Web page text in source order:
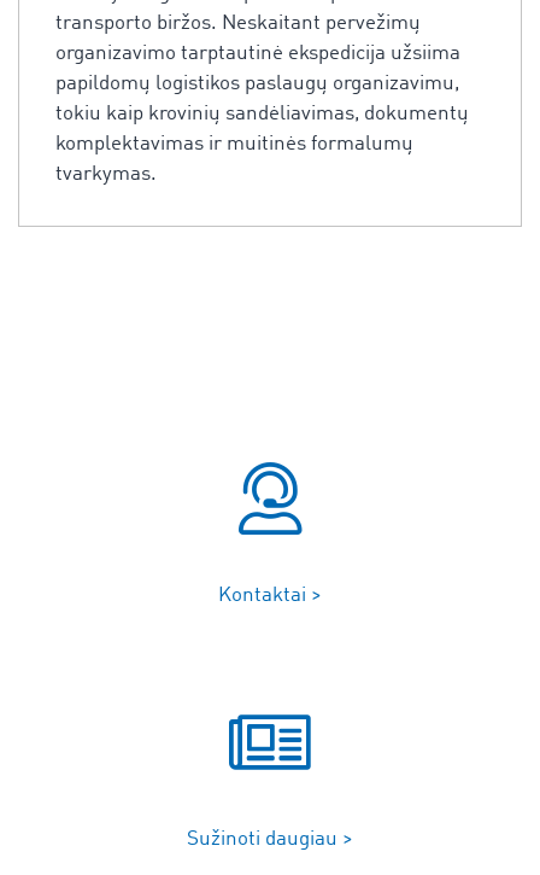
transporto biržos. Neskaitant pervežimų
organizavimo tarptautinė ekspedicija užsiima
papildomų logistikos paslaugų organizavimu,
tokiu kaip krovinių sandėliavimas, dokumentų
komplektavimas ir muitinės formalumų
tvarkymas.
Kontaktai >
Sužinoti daugiau >